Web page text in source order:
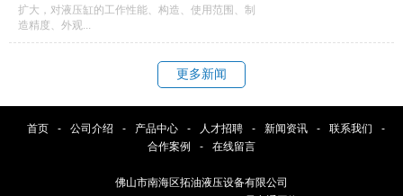
扩大，对液压缸的工作性能、构造、使用范围、制
造精度、外观...
更多新闻
首页 - 公司介绍 - 产品中心 - 人才招聘 - 新闻资讯 - 联系我们
-
合作案例
- 在线留言
佛山市南海区拓油液压设备有限公司